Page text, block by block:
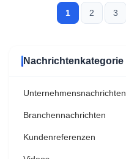
1 2 3
Nachrichtenkategorie
Unternehmensnachrichten
Branchennachrichten
Kundenreferenzen